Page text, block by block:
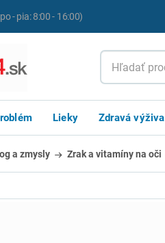
- pia: 8:00 - 16:00)
Lieky Zdravá výživa
a zmysly Zrak a vitamíny na oči